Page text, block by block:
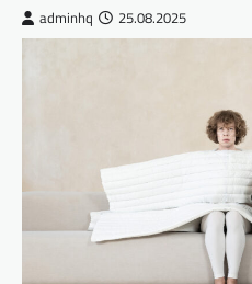
adminhq 25.08.2025